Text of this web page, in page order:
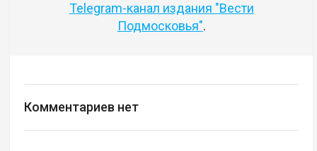
Telegram-канал издания "Вести
Подмосковья".
Комментариев нет